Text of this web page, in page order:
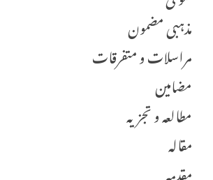
مذہبی مضمون
مراسلات و متفرقات
مضامین
مطالعہ و تجزیہ
مقالہ
مقدمہ